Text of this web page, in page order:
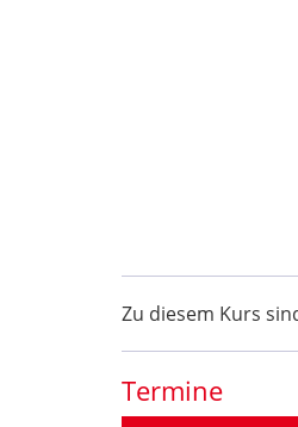
Zu diesem Kurs
Termine